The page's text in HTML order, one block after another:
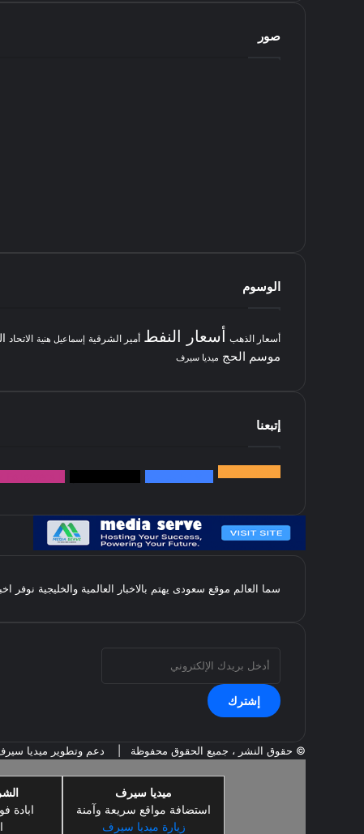
صور
الوسوم
أسعار الذهب أسعار النفط أمير الشرقية إسماعيل هنية الاتحاد
موسم الحج ميديا سيرف
إتبعنا
سما العالم موقع سعودى يهتم بالاخبار العالمية والخليجية
بريدك
الإلكتروني
© حقوق النشر ، جميع الحقوق محفوظة | دعم وتطوير ميديا
ميديا سيرف
استضافة مواقع سريعة وآمنة
زيارة ميديا سيرف
ابادة